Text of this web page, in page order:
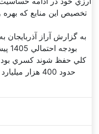
تخصيص اين منابع که بهره
به گزارش آراز آذربايجان
حدود 400 هزار